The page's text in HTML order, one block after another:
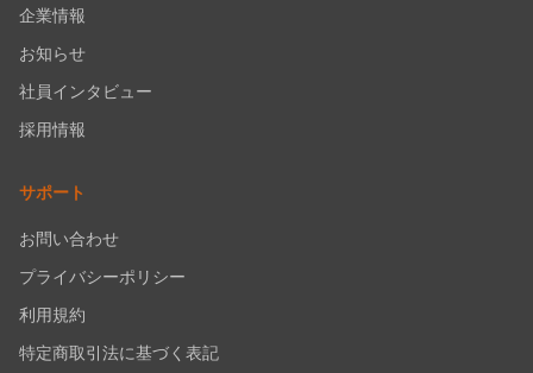
企業情報
お知らせ
社員インタビュー
採用情報
サポート
お問い合わせ
プライバシーポリシー
利用規約
特定商取引法に基づく表記